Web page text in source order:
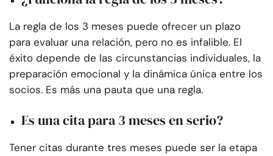
La regla de los 3 meses puede ofrecer un plazo
para evaluar una relación, pero no es infalible. El
éxito depende de las circunstancias individuales, la
preparación emocional y la dinámica única entre los
socios. Es más una pauta que una regla.
Es una cita para 3 meses en serio?
Tener citas durante tres meses puede ser la etapa